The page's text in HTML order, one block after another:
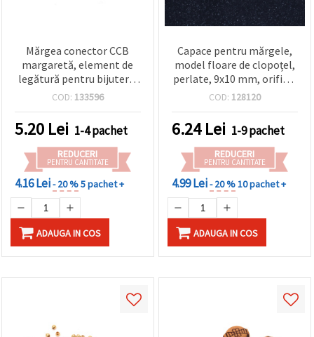
Mărgea conector CCB
margaretă, element de
legătură pentru bijuterii,
alb, 22x15x3 mm, gaură 1
COD: 133596
5.20 Lei 1-4 pachet
REDUCERI
PENTRU CANTITATE
4.16 Lei- 20 %5 pachet +
ADAUGA IN COS
Capace pentru mărgele,
model floare de clopoțel,
perlate, 9x10 mm, orificiu
1 mm, culoare crem - 50
COD: 128120
6.24Lei 1-9 pachet
REDUCERI
PENTRU CANTITATE
4.99 Lei- 20 %10 pachet +
ADAUGA IN COS